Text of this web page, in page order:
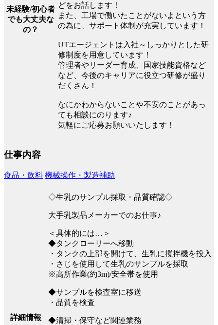
未経験/初心者
でも大丈夫な
の？
どをお話します！
また、工場で働いたことがないよという方
の為に、サポート体制が充実しています！
UTエージェントは入社～しっかりとした研
修制度を用意しています！
管理者やリーダー育成、国家技能資格など
など、今後のキャリアに役立つ研修が盛り
だくさん！
なにかわからないことや不安のことがあっ
ても相談にのります♪
気軽にご応募お願いいたします！
仕事内容
食品・飲料 機械操作・製造補助
詳細情報
◇生乳のサンプル採取・品質確認◇
大手乳製品メーカーでのお仕事♪
＜具体的には…＞
◆タンクローリーへ移動
・タンクの上部を開けて、生乳に撹拌機を投入
・さじを使用して生乳のサンプルを採取
※高所作業(約3m)/安全帯を使用
◆サンプルを検査室に移送
・品質を検査
◆清掃・保守など関連業務